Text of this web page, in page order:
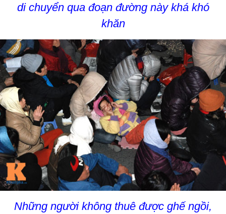
di chuyển qua đoạn đường này khá khó
khăn
Những người không thuê được ghế ngồi,